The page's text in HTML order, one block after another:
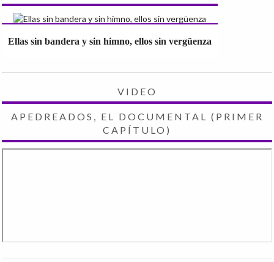
Ellas sin bandera y sin himno, ellos sin vergüenza
VIDEO
APEDREADOS, EL DOCUMENTAL (PRIMER
CAPÍTULO)